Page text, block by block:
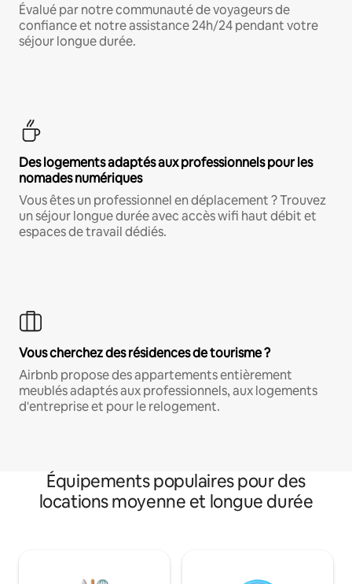
Évalué par notre communauté de voyageurs de
confiance et notre assistance 24h/24 pendant votre
séjour longue durée.
Des logements adaptés aux professionnels pour les
nomades numériques
Vous êtes un professionnel en déplacement ? Trouvez
un séjour longue durée avec accès wifi haut débit et
espaces de travail dédiés.
Vous cherchez des résidences de tourisme ?
Airbnb propose des appartements entièrement
meublés adaptés aux professionnels, aux logements
d'entreprise et pour le relogement.
Équipements populaires pour des
locations moyenne et longue durée